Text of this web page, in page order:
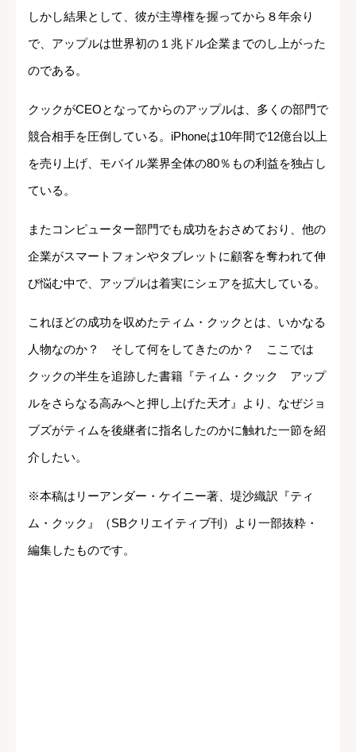
しかし結果として、彼が主導権を握ってから８年余り
で、アップルは世界初の１兆ドル企業までのし上がった
のである。
クックがCEOとなってからのアップルは、多くの部門で
競合相手を圧倒している。iPhoneは10年間で12億台以上
を売り上げ、モバイル業界全体の80％もの利益を独占し
ている。
またコンピューター部門でも成功をおさめており、他の
企業がスマートフォンやタブレットに顧客を奪われて伸
び悩む中で、アップルは着実にシェアを拡大している。
これほどの成功を収めたティム・クックとは、いかなる
人物なのか？ そして何をしてきたのか？ ここでは
クックの半生を追跡した書籍『ティム・クック アップ
ルをさらなる高みへと押し上げた天才』より、なぜジョ
ブズがティムを後継者に指名したのかに触れた一節を紹
介したい。
※本稿はリーアンダー・ケイニー著、堤沙織訳『ティ
ム・クック』（SBクリエイティブ刊）より一部抜粋・
編集したものです。